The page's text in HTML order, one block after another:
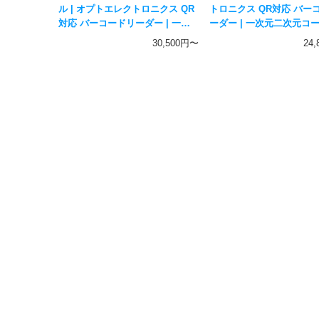
ル | オプトエレクトロニクス QR
対応 バーコードリーダー | 一次
元二次元コード対応 ハンディス
30,500円〜
トロニクス QR対応 バー
ーダー | 一次元二次元コ
ハンディスキャナー